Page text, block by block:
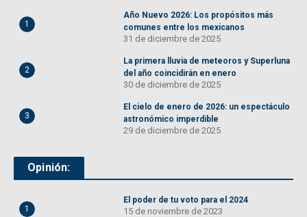
1
Año Nuevo 2026: Los propósitos más
comunes entre los mexicanos
31 de diciembre de 2025
2
La primera lluvia de meteoros y Superluna
del año coincidirán en enero
30 de diciembre de 2025
3
El cielo de enero de 2026: un espectáculo
astronómico imperdible
29 de diciembre de 2025
Opinión:
1
El poder de tu voto para el 2024
15 de noviembre de 2023